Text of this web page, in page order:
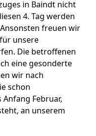
in Baindt nicht
4. Tag werden
freuen wir
unsere
Die betroffenen
eine gesonderte
wir nach
schon
Februar,
an unserem